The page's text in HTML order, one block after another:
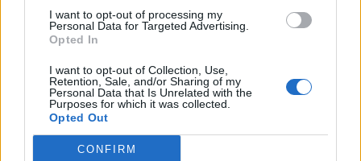
I want to opt-out of processing my
Personal Data for Targeted Advertising.
Opted In
I want to opt-out of Collection, Use,
Retention, Sale, and/or Sharing of my
Personal Data that Is Unrelated with the
Purposes for which it was collected.
Opted Out
CONFIRM
Žmonės
Živilė Pinskuvienė įsileido
kaip ankstų rytą lepina
vyrą Joną
Žmonės
Šventojoje dingo mylimas
augintinis: „Tikiu, kad
prašys išpirkos“